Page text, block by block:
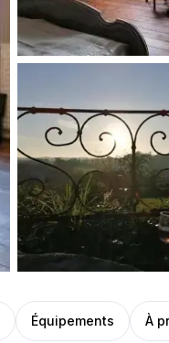
Équipements À